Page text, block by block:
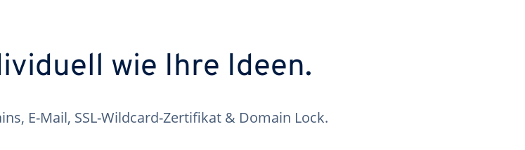
wie Ihre Ideen.
E-Mail, SSL-Wildcard-Zertifikat & Domain Lock.